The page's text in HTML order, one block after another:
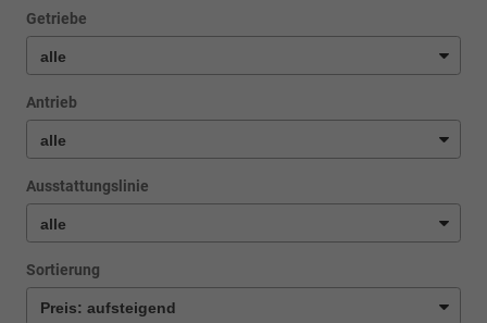
Getriebe
Antrieb
Ausstattungslinie
Sortierung